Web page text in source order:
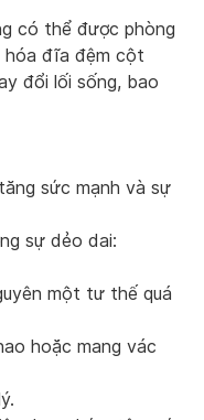
có thể được phòng
hóa đĩa đệm cột
đổi lối sống, bao
sức mạnh và sự
sự dẻo dai:
một tư thế quá
hoặc mang vác